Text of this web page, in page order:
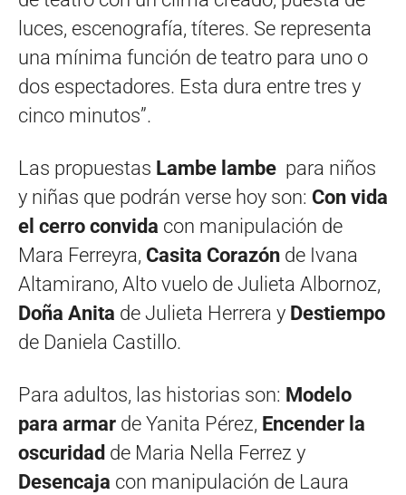
luces, escenografía, títeres. Se representa
una mínima función de teatro para uno o
dos espectadores. Esta dura entre tres y
cinco minutos”.
Las propuestas Lambe lambe para niños
y niñas que podrán verse hoy son: Con vida
el cerro convida con manipulación de
Mara Ferreyra, Casita Corazón de Ivana
Altamirano, Alto vuelo de Julieta Albornoz,
Doña Anita de Julieta Herrera y Destiempo
de Daniela Castillo.
Para adultos, las historias son: Modelo
para armar de Yanita Pérez, Encender la
oscuridad de Maria Nella Ferrez y
Desencaja con manipulación de Laura